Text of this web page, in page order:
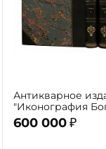
Антикварное
"Иконография
г. (в 2-х томах с
автора)
600 000 ₽